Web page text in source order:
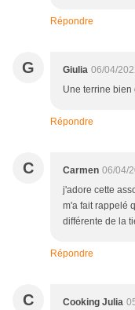
Répondre
G Giulia 06/04/
Une terrine
Répondre
C Carmen 06/04/
j'adore cette
m'a fait rappelé
différente de la
Répondre
C Cooking Julia